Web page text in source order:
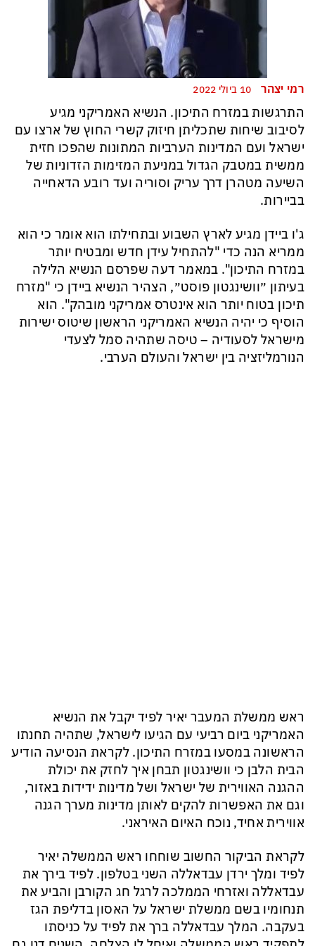
רמי יצהר
התרגשות במזרח התיכון. הנשיא האמריקני מגיע
לסיבוב שיחות שתכליתן חיזוק קשרי החוץ של ארצו עם
ישראל ועם המדינות הערביות המתונות שהפכו חזית
ממשית במטבק הגדול במניעת המזימות הזדוניות של
השיעה מטהרן דרך עריק וסוריה ועד רובע הדאחייה
בביירות.
ג'ו ביידן מגיע לארץ השבוע ובתחילתו הוא אומר כי הוא
ממריא הנה כדי "להתחיל עידן חדש ומבטיח יותר
במזרח התיכון". במאמר דעה שפרסם הנשיא הלילה
בעיתון ״וושינגטון פוסט״, הצהיר הנשיא ביידן כי "מזרח
תיכון בטוח יותר הוא אינטרס אמריקני מובהק". הוא
הוסיף כי יהיה הנשיא האמריקני הראשון שיטוס ישירות
מישראל לסעודיה – טיסה שתהיה סמל לצעדי
הנורמליזציה בין ישראל והעולם הערבי.
ראש ממשלת המעבר יאיר לפיד יקבל את הנשיא
האמריקני ביום רביעי עם הגיעו לישראל, שתהיה תחנתו
הראשונה במסעו במזרח התיכון. לקראת הנסיעה הודיע
הבית הלבן כי וושינגטון תבחן איך לחזק את יכולת
ההגנה האווירית של ישראל ושל מדינות ידידות באזור,
וגם את האפשרות להקים לאותן מדינות מערך הגנה
אווירית אחיד, נוכח האיום האיראני.
לקראת הביקור החשוב שוחחו ראש הממשלה יאיר
לפיד ומלך ירדן עבדאללה השני בטלפון. לפיד בירך את
עבדאללה ואזרחי הממלכה לרגל חג הקורבן והביע את
תנחומיו בשם ממשלת ישראל על האסון בדליפת הגז
בעקבה. המלך עבדאללה ברך את לפיד על כניסתו